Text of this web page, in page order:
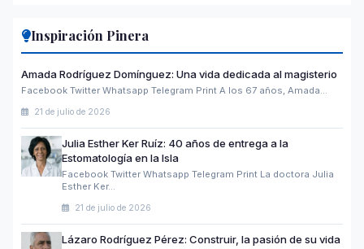
Inspiración Pinera
Amada Rodríguez Domínguez: Una vida dedicada al magisterio
Facebook Twitter Whatsapp Telegram Print A los 67 años, Amada…
21 de julio de 2026
Julia Esther Ker Ruíz: 40 años de entrega a la
Estomatología en la Isla
Facebook Twitter Whatsapp Telegram Print La doctora Julia
Esther Ker…
21 de julio de 2026
Lázaro Rodríguez Pérez: Construir, la pasión de su vida